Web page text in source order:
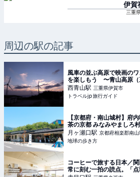
伊賀
三重
周辺の駅の記事
風車の並ぶ高原で映画の
を楽しもう 〜青山高原（
ラベルjp 旅行ガイド
西青山駅 三重県伊賀市
トラベルjp 旅行ガイド
【京都府・南山城村】府
茶の京都 みなみやましろ村
月ヶ瀬口駅 京都府相楽郡南山
地球の歩き方
コーヒーで旅する日本／
常に刻む一拍の読点。「